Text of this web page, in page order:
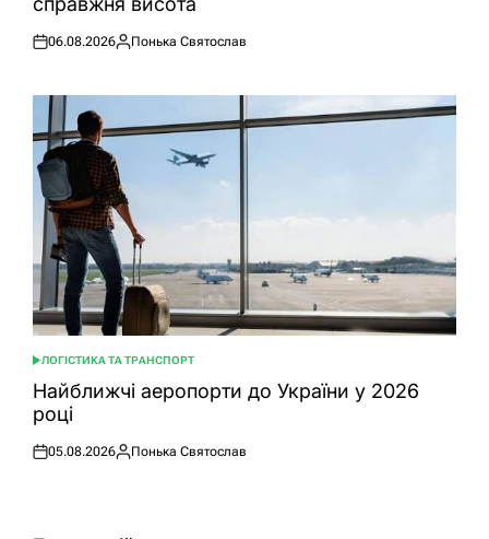
Оприлюднено
06.08.2026
Опубліковано
Понька Святослав
ОПУБЛІКУВАТИ
У
ЛОГІСТИКА ТА ТРАНСПОРТ
Найближчі аеропорти до України у 2026
році
Оприлюднено
05.08.2026
Опубліковано
Понька Святослав